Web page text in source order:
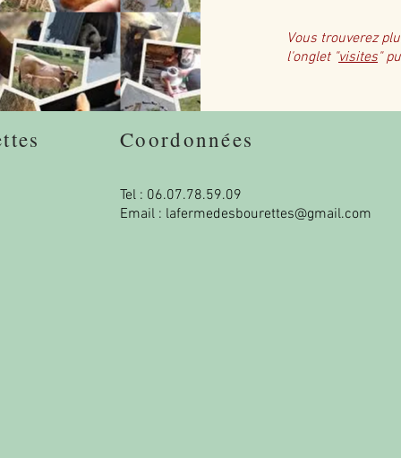
Vous trouverez
l'onglet "visites"
Coordonnées
Tel : 06.07.78.59.09
Email : lafermedesbourettes@gmail.com